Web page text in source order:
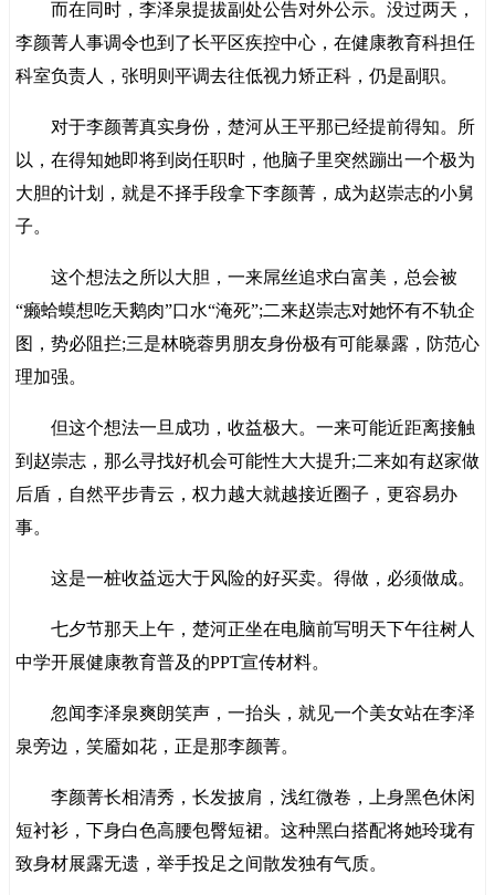
而在同时，李泽泉提拔副处公告对外公示。没过两天，
李颜菁人事调令也到了长平区疾控中心，在健康教育科担任
科室负责人，张明则平调去往低视力矫正科，仍是副职。
对于李颜菁真实身份，楚河从王平那已经提前得知。所
以，在得知她即将到岗任职时，他脑子里突然蹦出一个极为
大胆的计划，就是不择手段拿下李颜菁，成为赵崇志的小舅
子。
这个想法之所以大胆，一来屌丝追求白富美，总会被
“癞蛤蟆想吃天鹅肉”口水“淹死”;二来赵崇志对她怀有不轨企
图，势必阻拦;三是林晓蓉男朋友身份极有可能暴露，防范心
理加强。
但这个想法一旦成功，收益极大。一来可能近距离接触
到赵崇志，那么寻找好机会可能性大大提升;二来如有赵家做
后盾，自然平步青云，权力越大就越接近圈子，更容易办
事。
这是一桩收益远大于风险的好买卖。得做，必须做成。
七夕节那天上午，楚河正坐在电脑前写明天下午往树人
中学开展健康教育普及的PPT宣传材料。
忽闻李泽泉爽朗笑声，一抬头，就见一个美女站在李泽
泉旁边，笑靥如花，正是那李颜菁。
李颜菁长相清秀，长发披肩，浅红微卷，上身黑色休闲
短衬衫，下身白色高腰包臀短裙。这种黑白搭配将她玲珑有
致身材展露无遗，举手投足之间散发独有气质。